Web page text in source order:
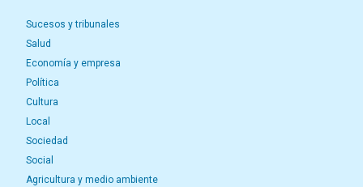
Sucesos y tribunales
Salud
Economía y empresa
Política
Cultura
Local
Sociedad
Social
Agricultura y medio ambiente